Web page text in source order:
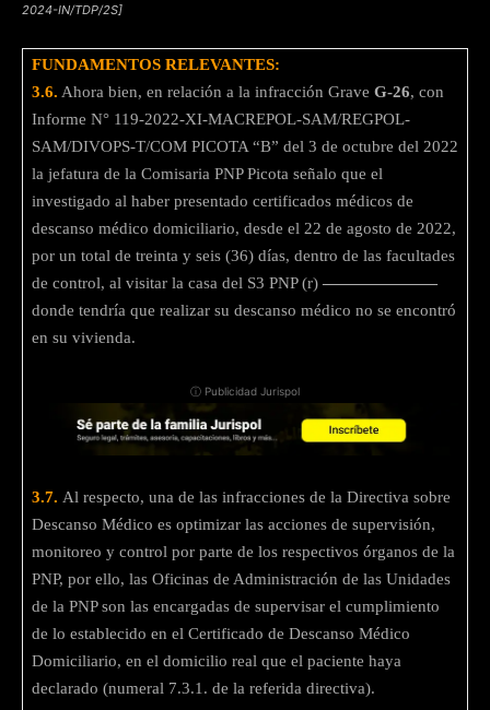
2024-IN/TDP/2S]
FUNDAMENTOS RELEVANTES:
3.6. Ahora bien, en relación a la infracción Grave G-26, con
Informe N° 119-2022-XI-MACREPOL-SAM/REGPOL-
SAM/DIVOPS-T/COM PICOTA “B” del 3 de octubre del 2022
la jefatura de la Comisaria PNP Picota señalo que el
investigado al haber presentado certificados médicos de
descanso médico domiciliario, desde el 22 de agosto de 2022,
por un total de treinta y seis (36) días, dentro de las facultades
de control, al visitar la casa del S3 PNP (r) ———————
donde tendría que realizar su descanso médico no se encontró
en su vivienda.
ⓘ Publicidad Jurispol
3.7. Al respecto, una de las infracciones de la Directiva sobre
Descanso Médico es optimizar las acciones de supervisión,
monitoreo y control por parte de los respectivos órganos de la
PNP, por ello, las Oficinas de Administración de las Unidades
de la PNP son las encargadas de supervisar el cumplimiento
de lo establecido en el Certificado de Descanso Médico
Domiciliario, en el domicilio real que el paciente haya
declarado (numeral 7.3.1. de la referida directiva).